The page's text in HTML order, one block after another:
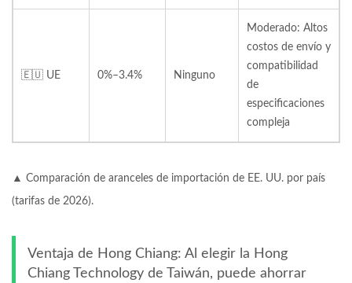
🇪🇺 UE 0%–3.4% Ninguno
Moderado: Altos
costos de envío y
compatibilidad
de
especificaciones
compleja
▲ Comparación de aranceles de importación de EE. UU. por país
(tarifas de 2026).
Ventaja de Hong Chiang: Al elegir la Hong
Chiang Technology de Taiwán, puede ahorrar